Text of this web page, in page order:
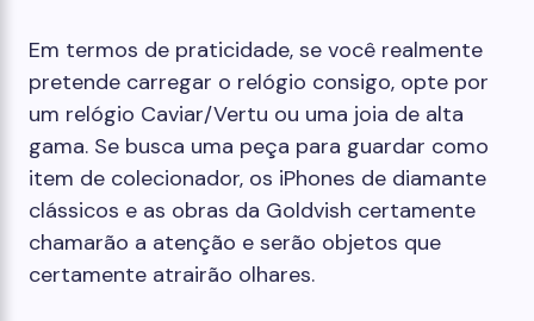
Em termos de praticidade, se você realmente
pretende carregar o relógio consigo, opte por
um relógio Caviar/Vertu ou uma joia de alta
gama. Se busca uma peça para guardar como
item de colecionador, os iPhones de diamante
clássicos e as obras da Goldvish certamente
chamarão a atenção e serão objetos que
certamente atrairão olhares.